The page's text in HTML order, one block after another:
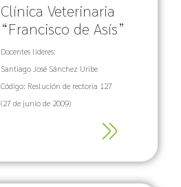
Clínica Veterinaria
“Francisco de Asís”
Docentes lideres:
Santiago José Sánchez Uribe
Código: Reslución de rectoría 127
(27 de junio de 2009)